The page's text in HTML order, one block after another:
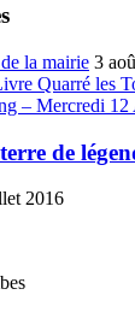
la mairie 3
Quarré les
– Mercredi 12
de
2016